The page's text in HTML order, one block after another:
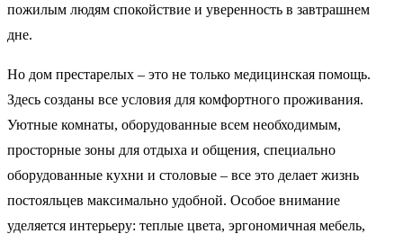
пожилым людям спокойствие и уверенность в завтрашнем
дне.
Но дом престарелых – это не только медицинская помощь.
Здесь созданы все условия для комфортного проживания.
Уютные комнаты, оборудованные всем необходимым,
просторные зоны для отдыха и общения, специально
оборудованные кухни и столовые – все это делает жизнь
постояльцев максимально удобной. Особое внимание
уделяется интерьеру: теплые цвета, эргономичная мебель,